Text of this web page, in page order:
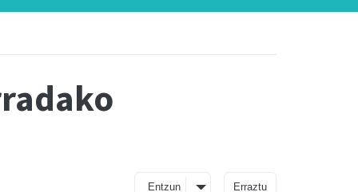
Entzun Erraztu